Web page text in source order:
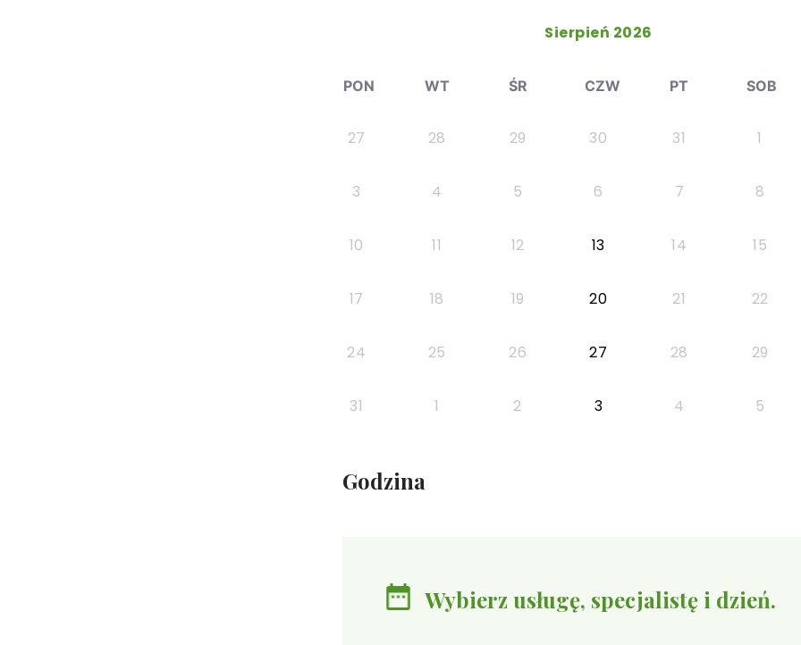
Sierpień 2026
PON WT ŚR CZW PT SOB
27 28 29 30 31 1
3 4 5 6 7 8
10 11 12 13 14 15
17 18 19 20 21 22
24 25 26 27 28 29
31 1 2 3 4 5
Godzina
Wybierz usługę, specjalistę i dzień.